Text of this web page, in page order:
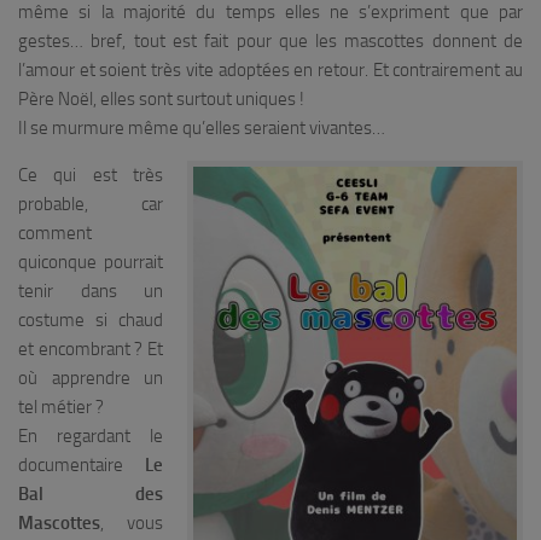
même si la majorité du temps elles ne s’expriment que par
gestes… bref, tout est fait pour que les mascottes donnent de
l’amour et soient très vite adoptées en retour. Et contrairement au
Père Noël, elles sont surtout uniques !
Il se murmure même qu’elles seraient vivantes…
Ce qui est très
probable, car
comment
quiconque pourrait
tenir dans un
costume si chaud
et encombrant ? Et
où apprendre un
tel métier ?
En regardant le
documentaire Le
Bal des
Mascottes, vous